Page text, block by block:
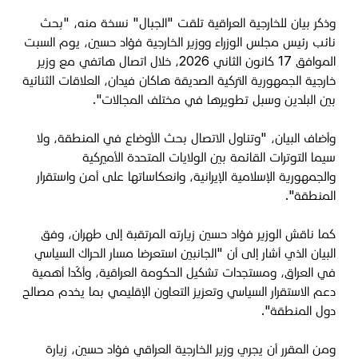
وذكر بيان للخارجية العراقية تلقت "الجبال" نسخة منه، "بحث
نائب رئيس مجلس الوزراء ووزير الخارجية فؤاد حسين، يوم السبت
الموافق 17 كانون الثاني 2026، خلال اتصال هاتفي مع وزير
خارجية الجمهورية التركية الصديقة هاكان فيدان، العلاقات الثنائية
بين البلدين وسبل تطويرها في مختلف المجالات".
وأضاف البيان، "وتناول الاتصال بحث الأوضاع في المنطقة، ولا
سيما التوترات القائمة بين الولايات المتحدة الأميركية
والجمهورية الإسلامية الإيرانية، وانعكاساتها على أمن واستقرار
المنطقة".
كما ناقش الوزير فؤاد حسين زيارته المرتقبة إلى طهران، وفق
البيان الذي أشار إلى أن "الجانبين استعرضا مسار الحراك السياسي
في العراق، ومستجدات تشكيل الحكومة العراقية، وأكّدا أهمية
دعم الاستقرار السياسي وتعزيز التعاون الإقليمي بما يخدم مصالح
دول المنطقة".
ومن المقرر أن يجري وزير الخارجية العراقي فؤاد حسين، زيارة